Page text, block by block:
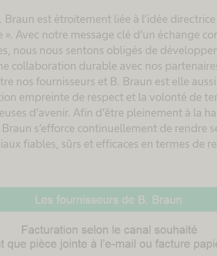
Braun est étroitement liée à l’idée
». Avec notre message clé d’un échange
nous nous sentons obligés de
collaboration durable avec nos
nos fournisseurs et B. Braun est elle
empreinte de respect et la volonté de
d’avenir. Afin d’être pleinement à la
s’efforce continuellement de rendre
fiables, sûrs et efficaces en termes de